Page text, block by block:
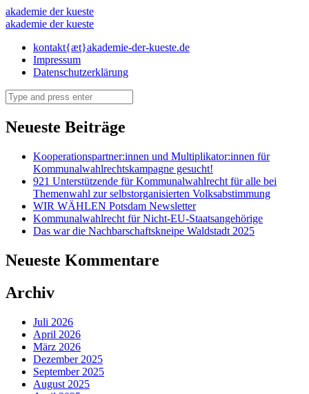
potsdam-
west
akademie
der
kueste
akademie der kueste
potsdam-
west
akademie
der
kueste
akademie der kueste
Skip
content
kontakt{æt}akademie-der-kueste.de
Impressum
Datenschutzerklärung
Search
Neueste Beiträge
Kooperationspartner:innen und Multiplikator:innen für
Kommunalwahlrechtskampagne gesucht!
921 Unterstützende für Kommunalwahlrecht für alle bei
Themenwahl zur selbstorganisierten Volksabstimmung
WIR WÄHLEN Potsdam Newsletter
Kommunalwahlrecht für Nicht-EU-Staatsangehörige
Das war die Nachbarschaftskneipe Waldstadt 2025
Neueste Kommentare
Archiv
Juli 2026
April 2026
März 2026
Dezember 2025
September 2025
August 2025